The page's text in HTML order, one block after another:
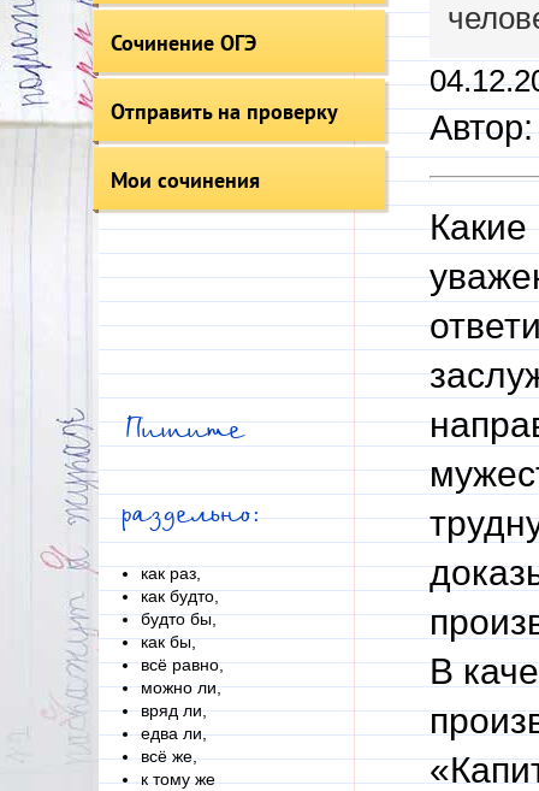
Сочинение ОГЭ
Отправить на проверку
Мои сочинения
Пишите
раздельно:
как раз,
как будто,
будто бы,
как бы,
всё равно,
можно ли,
вряд ли,
едва ли,
всё же,
к тому же
Какие
В